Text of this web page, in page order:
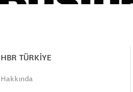
HBR TÜRKİYE
Hakkında